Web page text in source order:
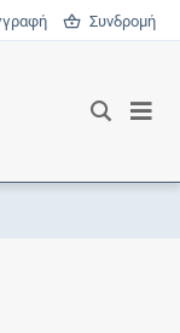
Συνδρομή